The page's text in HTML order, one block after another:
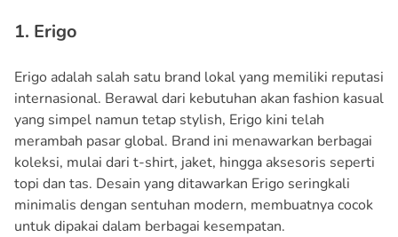
1. Erigo
Erigo adalah salah satu brand lokal yang memiliki reputasi
internasional. Berawal dari kebutuhan akan fashion kasual
yang simpel namun tetap stylish, Erigo kini telah
merambah pasar global. Brand ini menawarkan berbagai
koleksi, mulai dari t-shirt, jaket, hingga aksesoris seperti
topi dan tas. Desain yang ditawarkan Erigo seringkali
minimalis dengan sentuhan modern, membuatnya cocok
untuk dipakai dalam berbagai kesempatan.